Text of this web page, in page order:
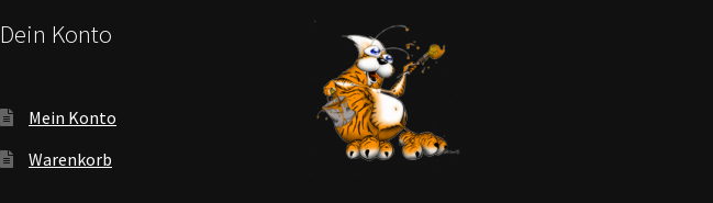
Dein Konto
Mein Konto
Warenkorb